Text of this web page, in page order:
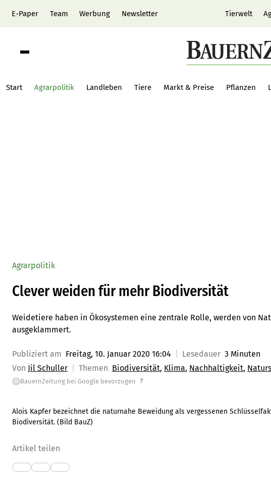
E-Paper Team Werbung Newsletter Tierwelt
Start Agrarpolitik Landleben Tiere Markt & Preise Pflanzen
Agrarpolitik
Clever weiden für mehr Biodiversität
Weidetiere haben in Ökosystemen eine zentrale Rolle, werden von
ausgeklammert.
Publiziert am Freitag, 10. Januar 2020 16:04 Lesedauer 3 Minuten
Von Jil Schuller Themen Biodiversität Klima Nachhaltigkeit
G BauernZeitung bei Google bevorzugen ?
Alois Kapfer bezeichnet die naturnahe Beweidung als vergessenen
Biodiversität. (Bild BauZ)
Artikel teilen